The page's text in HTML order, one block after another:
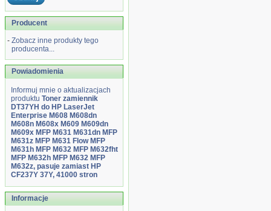
Producent
- Zobacz inne produkty tego
producenta...
Powiadomienia
Informuj mnie o aktualizacjach
produktu Toner zamiennik
DT37YH do HP LaserJet
Enterprise M608 M608dn
M608n M608x M609 M609dn
M609x MFP M631 M631dn MFP
M631z MFP M631 Flow MFP
M631h MFP M632 MFP M632fht
MFP M632h MFP M632 MFP
M632z, pasuje zamiast HP
CF237Y 37Y, 41000 stron
Informacje